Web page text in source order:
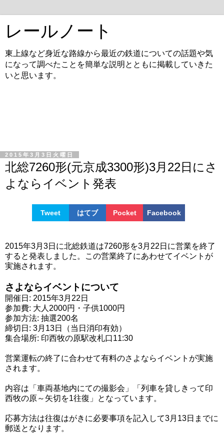
レールノート
東上線など身近な路線から最近の鉄道についての話題や気
になって調べたことを簡単な説明とともに掲載していきた
いと思います。
2015年3月3日火曜日
北総7260形(元京成3300形)3月22日にさ
よならイベント発表
Tweet はてブ Pocket Facebook
2015年3月3日に北総鉄道は7260形を3月22日に営業を終了
すると発表しました。この営業終了にあわせてイベントが
実施されます。
さよならイベントについて
開催日: 2015年3月22日
参加費: 大人2000円・子供1000円
参加方法: 抽選200名
締切日: 3月13日（当日消印有効）
集合場所: 印西牧の原駅改札口11:30
営業運転の終了に合わせて有料のさよならイベントが実施
されます。
内容は「車両基地内にての撮影会」「列車を貸しきって印
西牧の原～矢切を1往復」となっています。
応募方法は往復はがきに必要事項を記入して3月13日までに
郵送となります。